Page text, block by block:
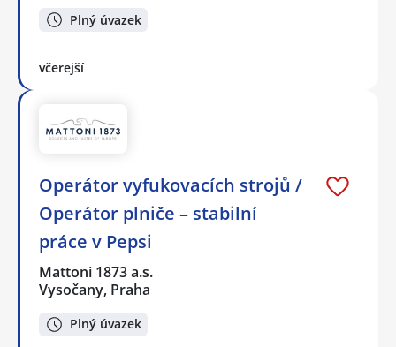
Plný úvazek
včerejší
Operátor vyfukovacích strojů /
Operátor plniče – stabilní
práce v Pepsi
Mattoni 1873 a.s.
Vysočany, Praha
Plný úvazek